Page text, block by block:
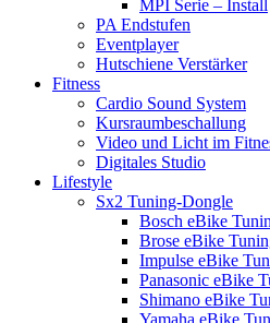
MPI Serie – Install
PA Endstufen
Eventplayer
Hutschiene Verstärker
Fitness
Cardio Sound System
Kursraumbeschallung
Video und Licht im
Digitales Studio
Lifestyle
Sx2 Tuning-Dongle
Bosch eBike
Brose eBike
Impulse eBike
Panasonic eBike
Shimano eBike
Yamaha eBike